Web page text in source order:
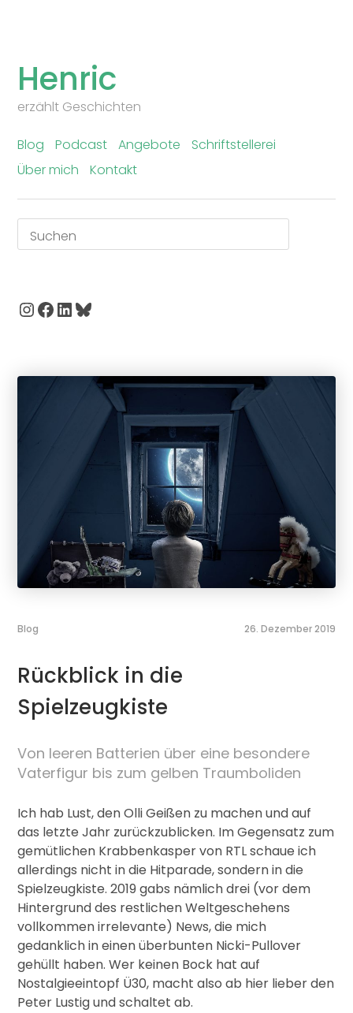
to
content
Henric
erzählt Geschichten
Blog Podcast Angebote
Schriftstellerei
Über mich
Kontakt
Suchen
Instagram
Facebook
LinkedIn
Bluesky
26. Dezember 2019
Blog
Rückblick in die
Spielzeugkiste
Von leeren Batterien über eine besondere
Vaterfigur bis zum gelben Traumboliden
Ich hab Lust, den Olli Geißen zu machen und auf
das letzte Jahr zurückzublicken. Im Gegensatz zum
gemütlichen Krabbenkasper von RTL schaue ich
allerdings nicht in die Hitparade, sondern in die
Spielzeugkiste. 2019 gabs nämlich drei (vor dem
Hintergrund des restlichen Weltgeschehens
vollkommen irrelevante) News, die mich
gedanklich in einen überbunten Nicki-Pullover
gehüllt haben. Wer keinen Bock hat auf
Nostalgieeintopf Ü30, macht also ab hier lieber den
Peter Lustig und schaltet ab.